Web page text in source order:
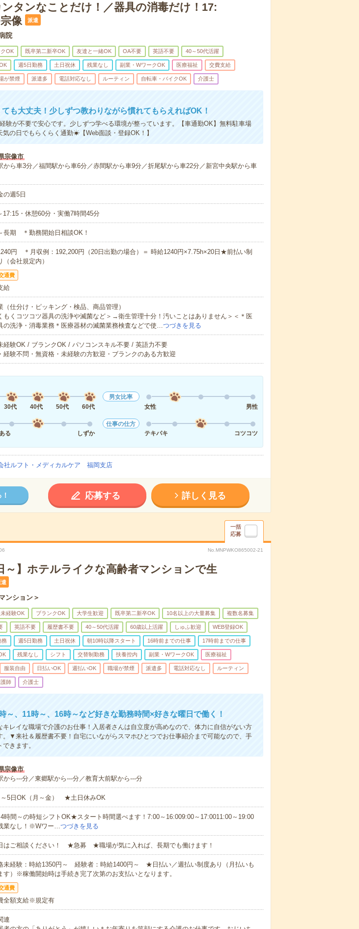
タンなことだけ！／器具の消毒だけ！17:
像
派遣
院
OK 既卒第二新卒OK 友達と一緒OK OA不要 英語不要 40～50代活躍
週5日勤務 土日祝休 残業なし 副業・WワークOK 医療福祉 交費支給
が禁煙 派遣多 電話対応なし ルーティン 自転車・バイクOK 介護士
も大丈夫！少しずつ教わりながら慣れてもらえればOK！
験が不要で安心です。少しずつ学べる環境が整っています。【車通勤OK】無料駐車場
気の日でもらくらく通勤☀【Web面談・登録OK！】
宗像市
から車3分／福間駅から車6分／赤間駅から車9分／折尾駅から車22分／新宮中央駅から車
の週5日
17:15・休憩60分・実働7時間45分
長期 ＊勤務開始日相談OK！
円 ＊月収例：192,200円（20日出勤の場合）＝ 時給1240円×7.75h×20日★前払い制
（会社規定内）
通費
給
（仕分け・ピッキング・検品、商品管理）
もくコツコツ器具の洗浄や滅菌など＞→衛生管理十分！汚いことはありません＞＜＊医
の洗浄・消毒業務＊医療器材の滅菌業務検査などで使…つづきを見る
経験OK / ブランクOK / パソコンスキル不要 / 英語力不要
経験不問・無資格・未経験の方歓迎・ブランクのある方歓迎
30代 40代 50代 60代
男女比率
女性
男性
る
しずか
仕事の仕方
テキパキ
コツコツ
社ルフト・メディカルケア 福岡支店
応募する 詳しく見る
一括
応募
No.MNPWKO865002-21
～】ホテルライクな高齢者マンションで生
遣
ンション＞
経験OK ブランクOK 大学生歓迎 既卒第二新卒OK 10名以上の大量募集 複数名募集
英語不要 履歴書不要 40～50代活躍 60歳以上活躍 しゅふ歓迎 WEB登録OK
務 週5日勤務 土日祝休 朝10時以降スタート 16時前までの仕事 17時前までの仕事
残業なし シフト 交替制勤務 扶養控内 副業・WワークOK 医療福祉
服装自由 日払いOK 週払いOK 職場が禁煙 派遣多 電話対応なし ルーティン
師 介護士
～、11時～、16時～など好きな勤務時間×好きな曜日で働く！
レイな職場で介護のお仕事！入居者さんは自立度が高めなので、体力に自信がない方
。▼来社＆履歴書不要！自宅にいながらスマホひとつでお仕事紹介まで可能なので、手
きます。
宗像市
から---分／東郷駅から---分／教育大前駅から---分
～5日OK（月～金） ★土日休みOK
時間～の時短シフトOK★スタート時間選べます！7:00～16:009:00～17:0011:00～19:00
業なし！※Wワー…つづきを見る
はご相談ください！ ★急募 ★職場が気に入れば、長期でも働けます！
未経験：時給1350円～ 経験者：時給1400円～ ★日払い／週払い制度あり（月払いも
す）※稼働開始時は手続き完了次第のお支払いとなります。
通費
全額支給※規定有
連